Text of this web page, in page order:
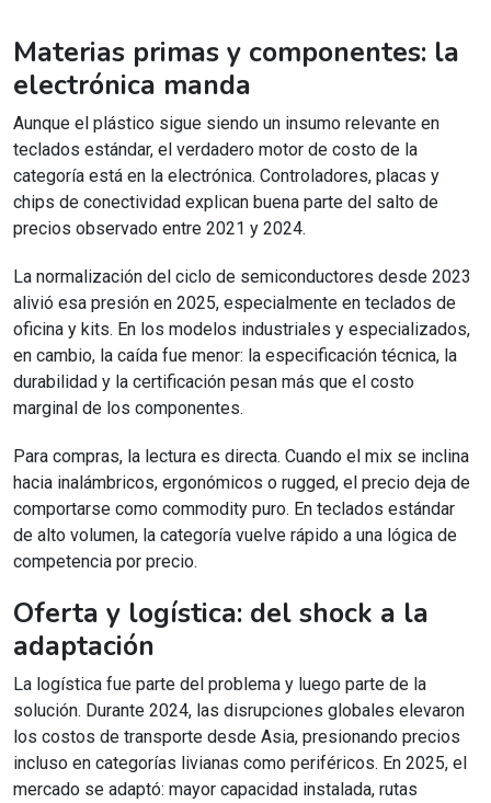
Materias primas y componentes: la
electrónica manda
Aunque el plástico sigue siendo un insumo relevante en
teclados estándar, el verdadero motor de costo de la
categoría está en la electrónica. Controladores, placas y
chips de conectividad explican buena parte del salto de
precios observado entre 2021 y 2024.
La normalización del ciclo de semiconductores desde 2023
alivió esa presión en 2025, especialmente en teclados de
oficina y kits. En los modelos industriales y especializados,
en cambio, la caída fue menor: la especificación técnica, la
durabilidad y la certificación pesan más que el costo
marginal de los componentes.
Para compras, la lectura es directa. Cuando el mix se inclina
hacia inalámbricos, ergonómicos o rugged, el precio deja de
comportarse como commodity puro. En teclados estándar
de alto volumen, la categoría vuelve rápido a una lógica de
competencia por precio.
Oferta y logística: del shock a la
adaptación
La logística fue parte del problema y luego parte de la
solución. Durante 2024, las disrupciones globales elevaron
los costos de transporte desde Asia, presionando precios
incluso en categorías livianas como periféricos. En 2025, el
mercado se adaptó: mayor capacidad instalada, rutas